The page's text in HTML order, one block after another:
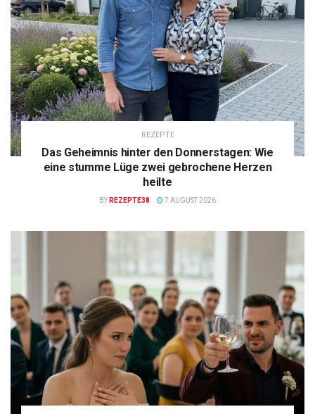
REZEPTE
Das Geheimnis hinter den Donnerstagen: Wie
eine stumme Lüge zwei gebrochene Herzen
heilte
BY REZEPTE38 7 AUGUST 2026